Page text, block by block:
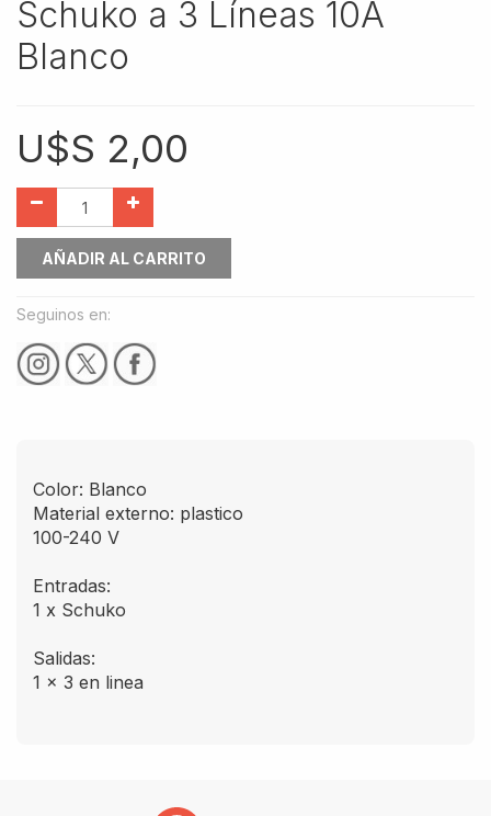
Schuko a 3 Líneas 10A
Blanco
U$S 2,00
AÑADIR AL CARRITO
Seguinos en:
Color: Blanco
Material externo: plastico
100-240 V
Entradas:
1 x Schuko
Salidas:
1 x 3 en linea